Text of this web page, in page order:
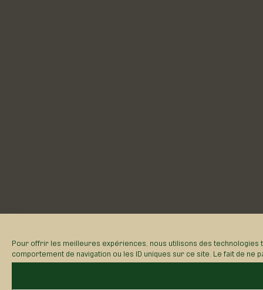
Pour offrir les meilleures expériences, nous utilisons des
comportement de navigation ou les ID uniques sur ce site. Le fait de